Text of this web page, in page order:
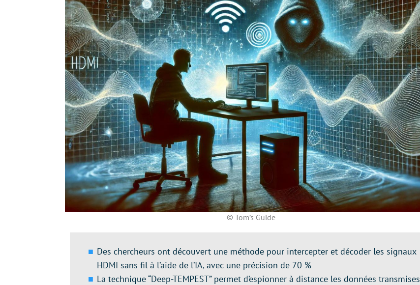
© Tom’s Guide
Des chercheurs ont découvert une méthode pour intercepter et décoder les signaux
HDMI sans fil à l’aide de l’IA, avec une précision de 70 %
La technique “Deep-TEMPEST” permet d’espionner à distance les données transmises